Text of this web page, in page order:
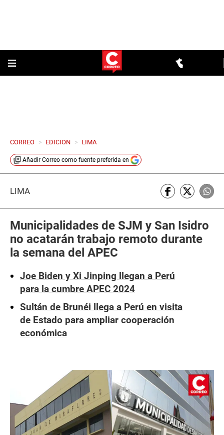
CORREO > EDICION > LIMA
Añadir Correo como fuente preferida en
LIMA
Municipalidades de SJM y San Isidro
no acatarán trabajo remoto durante
la semana del APEC
Joe Biden y Xi Jinping llegan a Perú
para la cumbre APEC 2024
Sultán de Brunéi llega a Perú en visita
de Estado para ampliar cooperación
económica